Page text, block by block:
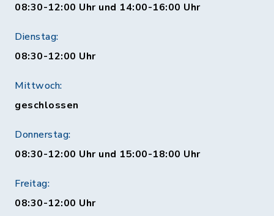
08:30-12:00 Uhr und 14:00-16:00 Uhr
Dienstag:
08:30-12:00 Uhr
Mittwoch:
geschlossen
Donnerstag:
08:30-12:00 Uhr und 15:00-18:00 Uhr
Freitag:
08:30-12:00 Uhr